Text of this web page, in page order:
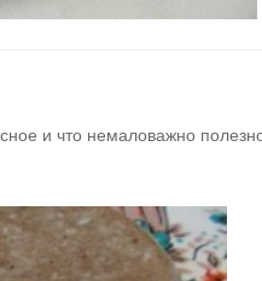
и что немаловажно